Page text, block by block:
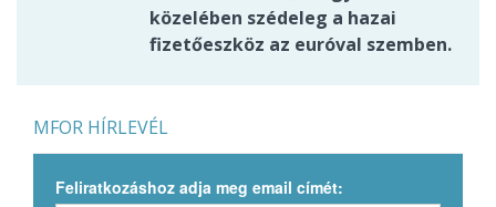
közelében szédeleg a hazai
fizetőeszköz az euróval szemben.
MFOR HÍRLEVÉL
Feliratkozáshoz adja meg email címét: